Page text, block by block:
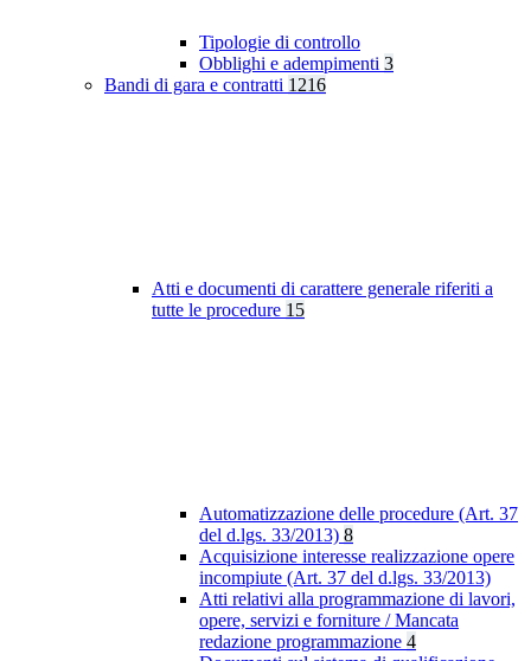
Tipologie di controllo
Obblighi e adempimenti 3
Bandi di gara e contratti 1216
Atti e documenti di carattere generale riferiti a
tutte le procedure 15
Automatizzazione delle procedure (Art. 37
del d.lgs. 33/2013) 8
Acquisizione interesse realizzazione opere
incompiute (Art. 37 del d.lgs. 33/2013)
Atti relativi alla programmazione di lavori,
opere, servizi e forniture / Mancata
redazione programmazione 4